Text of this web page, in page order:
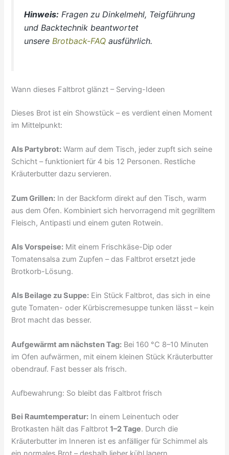
Hinweis: Fragen zu Dinkelmehl, Teigführung
und Backtechnik beantwortet
unsereBrotback-FAQ ausführlich.
Wann dieses Faltbrot glänzt – Serving-Ideen
Dieses Brot ist ein Showstück – es verdient einen Moment
im Mittelpunkt:
Als Partybrot: Warm auf dem Tisch, jeder zupft sich seine
Schicht – funktioniert für 4 bis 12 Personen. Restliche
Kräuterbutter dazu servieren.
Zum Grillen: In der Backform direkt auf den Tisch, warm
aus dem Ofen. Kombiniert sich hervorragend mit gegrilltem
Fleisch, Antipasti und einem guten Rotwein.
Als Vorspeise: Mit einem Frischkäse-Dip oder
Tomatensalsa zum Zupfen – das Faltbrot ersetzt jede
Brotkorb-Lösung.
Als Beilage zu Suppe: Ein Stück Faltbrot, das sich in eine
gute Tomaten- oder Kürbiscremesuppe tunken lässt – kein
Brot macht das besser.
Aufgewärmt am nächsten Tag: Bei 160 °C 8–10 Minuten
im Ofen aufwärmen, mit einem kleinen Stück Kräuterbutter
obendrauf. Fast besser als frisch.
Aufbewahrung: So bleibt das Faltbrot frisch
Bei Raumtemperatur: In einem Leinentuch oder
Brotkasten hält das Faltbrot1–2 Tage. Durch die
Kräuterbutter im Inneren ist es anfälliger für Schimmel als